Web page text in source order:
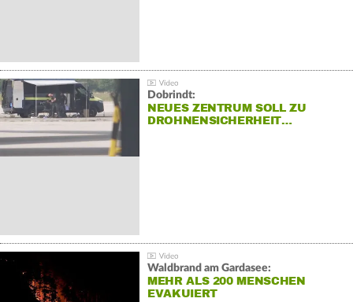
Dobrindt:
NEUES ZENTRUM SOLL ZU
DROHNENSICHERHEIT…
Waldbrand am Gardasee:
MEHR ALS 200 MENSCHEN
EVAKUIERT